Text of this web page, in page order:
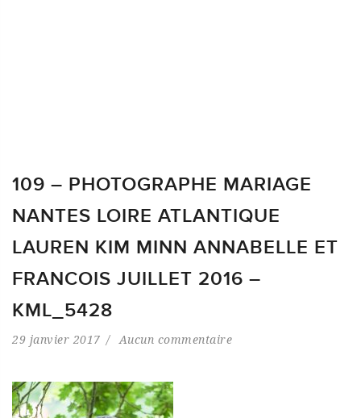
109 – PHOTOGRAPHE MARIAGE
NANTES LOIRE ATLANTIQUE
LAUREN KIM MINN ANNABELLE ET
FRANCOIS JUILLET 2016 –
KML_5428
29 janvier 2017 Aucun commentaire